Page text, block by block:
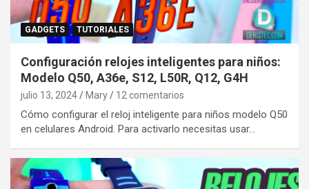
GADGETS TUTORIALES
Configuración relojes inteligentes para niños:
Modelo Q50, A36e, S12, L50R, Q12, G4H
julio 13, 2024 Mary 12 comentarios
Cómo configurar el reloj inteligente para niños modelo Q50
en celulares Android. Para activarlo necesitas usar…